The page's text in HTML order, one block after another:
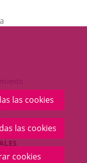
las cookies
las cookies
cookies
ENLACE
A
UNA
APLICACIÓN
EXTERNA.